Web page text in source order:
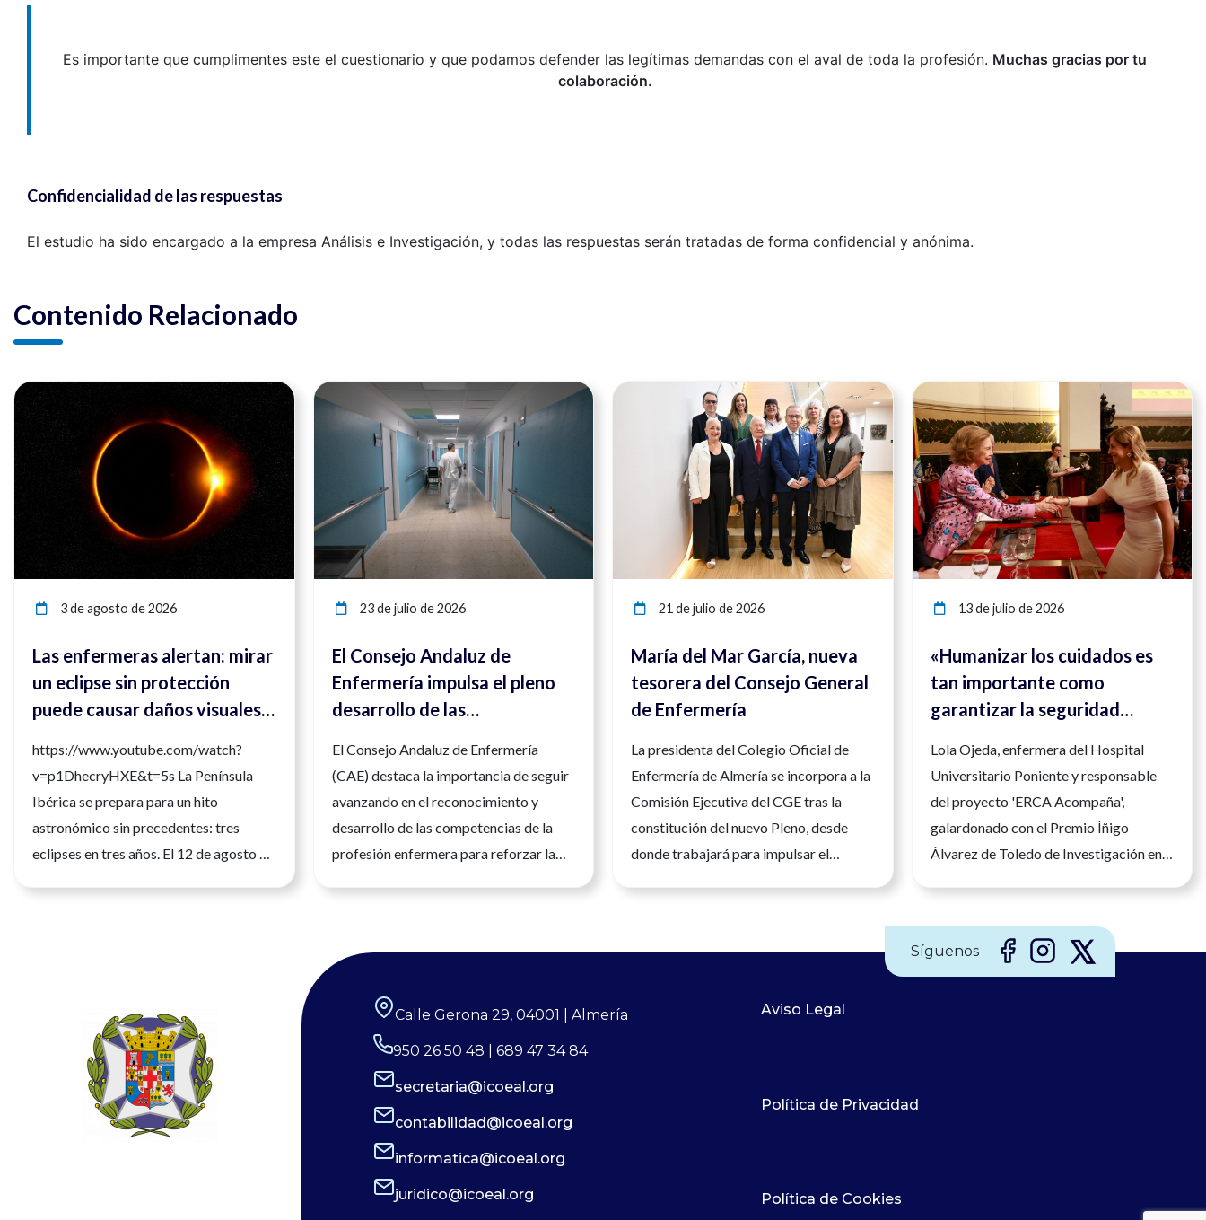
Es importante que cumplimentes este el cuestionario y que podamos defender las legítimas demandas con el aval de toda la profesión. Muchas gracias por tu
colaboración.
Confidencialidad de las respuestas
El estudio ha sido encargado a la empresa Análisis e Investigación, y todas las respuestas serán tratadas de forma confidencial y anónima.
Contenido Relacionado
3 de agosto de 2026
Las enfermeras alertan: mirar
un eclipse sin protección
puede causar daños visuales
https://www.youtube.com/watch?
v=p1DhecryHXE&t=5s La Península
Ibérica se prepara para un hito
astronómico sin precedentes: tres
eclipses en tres años. El 12 de agosto de
será fascinante, pero la seguridad visual
es un factor crítico que preocupa a los
expertos, y la diferencia entre un
recuerdo insuperable y una lesión
irreversible. Por ello, el Consejo
General de Enfermería (CGE), junto a la
Ver noticia
23 de julio de 2026
El Consejo Andaluz de
Enfermería impulsa el pleno
desarrollo de las
para reforzar la seguridad y
la calidad asistencial
El Consejo Andaluz de Enfermería
(CAE) destaca la importancia de seguir
avanzando en el reconocimiento y
desarrollo de las competencias de la
profesión enfermera para reforzar la
profesión sanitaria universitaria, con
humana cada vez más avanzada, que
desempeña un papel esencial en todos
los niveles del sistema sanitario. Su
desarrollo profesional permite ejercer
con plenitud sus competencias y
aportar su conocimiento específico al
cuidado de las personas, en
coordinación con el resto de
Ver noticia
21 de julio de 2026
María del Mar García, nueva
tesorera del Consejo General
de Enfermería
La presidenta del Colegio Oficial de
Enfermería de Almería se incorpora a la
Comisión Ejecutiva del CGE tras la
constitución del nuevo Pleno, desde
donde trabajará para impulsar el
del Mar García Martín, ha tomado hoy
Consejo General de Enfermería (CGE),
nombramiento se ha producido durante
Ver noticia
13 de julio de 2026
«Humanizar los cuidados es
tan importante como
garantizar la seguridad
Lola Ojeda, enfermera del Hospital
Universitario Poniente y responsable
del proyecto 'ERCA Acompaña',
galardonado con el Premio Íñigo
Álvarez de Toledo de Investigación en
que acompaña a los pacientes renales
en uno de los momentos más difíciles de
Ver noticia
Síguenos
Calle Gerona 29, 04001 | Almería
950 26 50 48 | 689 47 34 84
secretaria@icoeal.org
contabilidad@icoeal.org
informatica@icoeal.org
juridico@icoeal.org
Aviso Legal
Política de Privacidad
Política de Cookies